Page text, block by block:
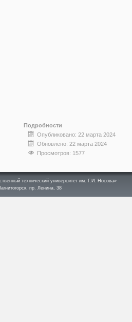
Подробности
Опубликовано: 22 марта 2024
Обновлено: 22 марта 2024
Просмотров: 1577
технический университет им. Г.И. Носова»
пр. Ленина, 38